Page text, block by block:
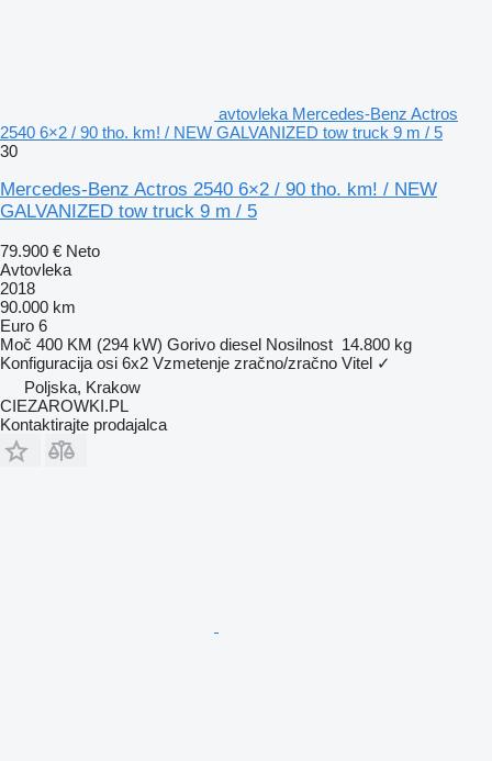
avtovleka Mercedes-Benz Actros
2540 6×2 / 90 tho. km! / NEW GALVANIZED tow truck 9 m / 5
30
Mercedes-Benz Actros 2540 6×2 / 90 tho. km! / NEW
GALVANIZED tow truck 9 m / 5
79.900 € Neto
Avtovleka
2018
90.000 km
Euro 6
Moč 400 KM (294 kW) Gorivo diesel Nosilnost 14.800 kg
Konfiguracija osi 6x2 Vzmetenje zračno/zračno Vitel ✓
Poljska, Krakow
CIEZAROWKI.PL
Kontaktirajte prodajalca